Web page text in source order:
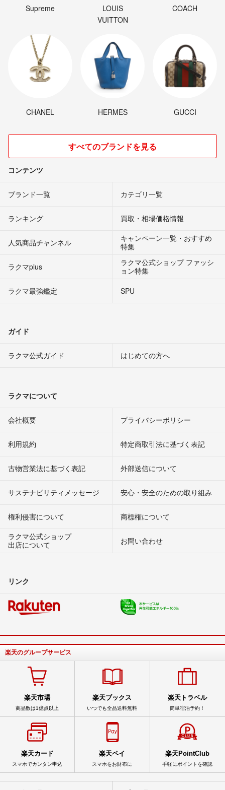
Supreme
LOUIS
VUITTON
COACH
CHANEL HERMES GUCCI
すべてのブランドを見る
コンテンツ
ブランド一覧 カテゴリ一覧
ランキング 買取・相場価格情報
人気商品チャンネル
キャンペーン一覧・おすすめ
特集
ラクマplus
ラクマ公式ショップ ファッシ
ョン特集
ラクマ最強鑑定
SPU
ガイド
ラクマ公式ガイド はじめての方へ
ラクマについて
会社概要 プライバシーポリシー
利用規約 特定商取引法に基づく表記
古物営業法に基づく表記 外部送信について
サステナビリティメッセージ 安心・安全のための取り組み
権利侵害について
商標権について
ラクマ公式ショップ
出店について
お問い合わせ
リンク
楽天のグループサービス
楽天市場
商品数は1億点以上
楽天ブックス
いつでも全品送料無料
楽天トラベル
簡単宿泊予約！
楽天カード
スマホでカンタン申込
楽天ペイ
スマホをお財布に
楽天PointClub
手軽にポイントを確認